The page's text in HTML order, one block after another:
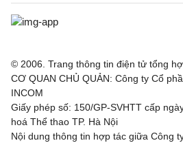
© 2006. Trang thông tin điện tử tổng
CƠ QUAN CHỦ QUẢN: Công ty Cổ
INCOM
Giấy phép số: 150/GP-SVHTT cấp
hoá Thể thao TP. Hà Nội
Nội dung thông tin hợp tác giữa Công